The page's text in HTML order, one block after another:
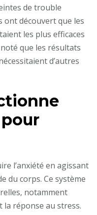
de trouble
ont découvert que les
les plus efficaces
que les résultats
d’autres
pour
l’anxiété en agissant
du corps. Ce système
notamment
la réponse au stress.